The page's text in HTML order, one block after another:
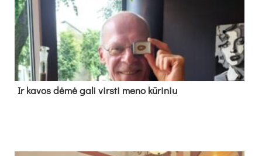
Ir ka­vos dė­mė ga­li virs­ti me­no kū­ri­niu